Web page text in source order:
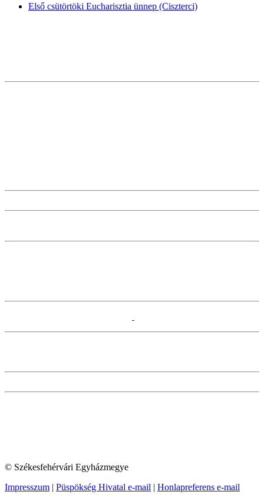
Első csütörtöki Eucharisztia ünnep (Ciszterci)
© Székesfehérvári Egyházmegye
Impresszum | Püspökség Hivatal e-mail | Honlapreferens e-mail